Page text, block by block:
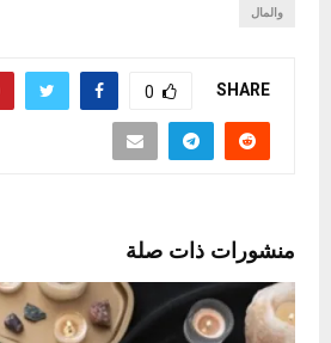
والمال
SHARE
0
منشورات ذات صلة